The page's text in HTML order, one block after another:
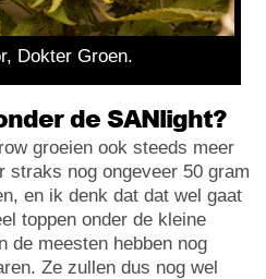
Dokter Groen.
de SANlight?
groeien ook steeds meer
straks nog ongeveer 50 gram
en ik denk dat dat wel gaat
toppen onder de kleine
de meesten hebben nog
Ze zullen dus nog wel